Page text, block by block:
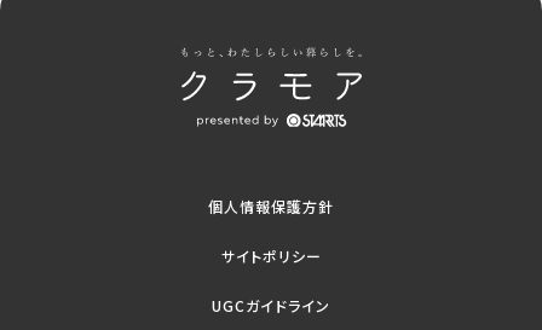
個人情報保護方針
サイトポリシー
UGCガイドライン